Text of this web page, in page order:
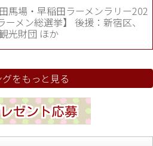
田馬場・早稲田ラーメンラリー202
ーメン総選挙】 後援：新宿区、
光財団 ほか
をもっと見る